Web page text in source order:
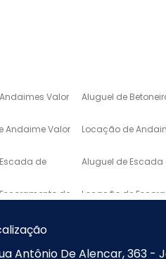
Valor Aluguel de
Andaime Valor Locação de
de
Aluguel de Escada
de
Locação de
Mármore para
Antônio De Alencar, 363 -